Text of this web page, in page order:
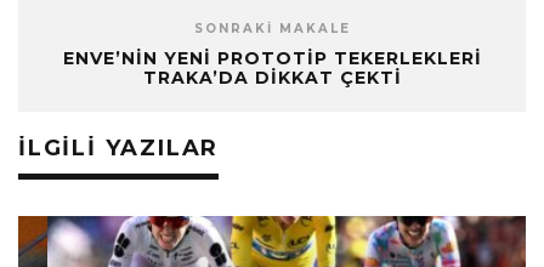
SONRAKI MAKALE
ENVE’NIN YENI PROTOTIP TEKERLEKLERI
TRAKA’DA DIKKAT ÇEKTI
İLGILI YAZILAR